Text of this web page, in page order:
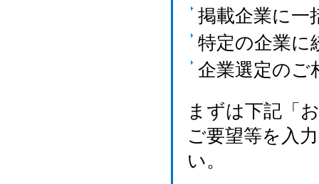
掲載企業に一
特定の企業に
企業選定のご
まずは下記「
ご要望等を入
い。